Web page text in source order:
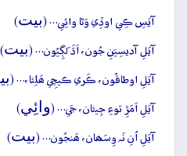
آيَسِ ڪِي اوڏِي وَڻا وائِي… (بيت)
آيَلِ آديسِيَنِ جُون، اَڌَ لَڳِيُون… (بيت)
آيَلِ اوطاقُون، ڪَري ڪيچِي ھَلِئا،… (
آيَلِ اَمَڙِ توءِ جِيئان، جَي… (وائِي)
آيَلِ اُنِ نَہ وِسَھان، ھَنجُون… (بيت)